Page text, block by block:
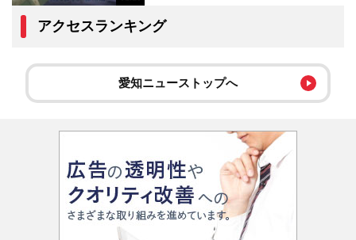
アクセスランキング
愛知ニューストップへ